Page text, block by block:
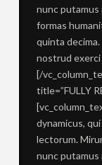
nunc putamus
formas
quinta decima.
nostrud
[/
title=”FULLY
dynamicus,
lectorum.
nunc putamus